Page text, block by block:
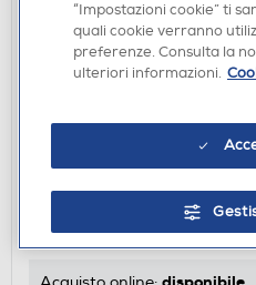
BOLLITORI
HIGO - Bollitore elettrico
€ 34,90
“Impostazioni cookie” ti
quali cookie verranno
preferenze. Consulta la
ulteriori informazioni.